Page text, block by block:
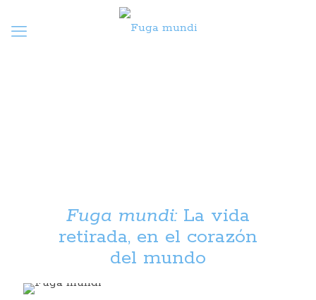
Fuga mundi:La vida
retirada, en el corazón
del mundo